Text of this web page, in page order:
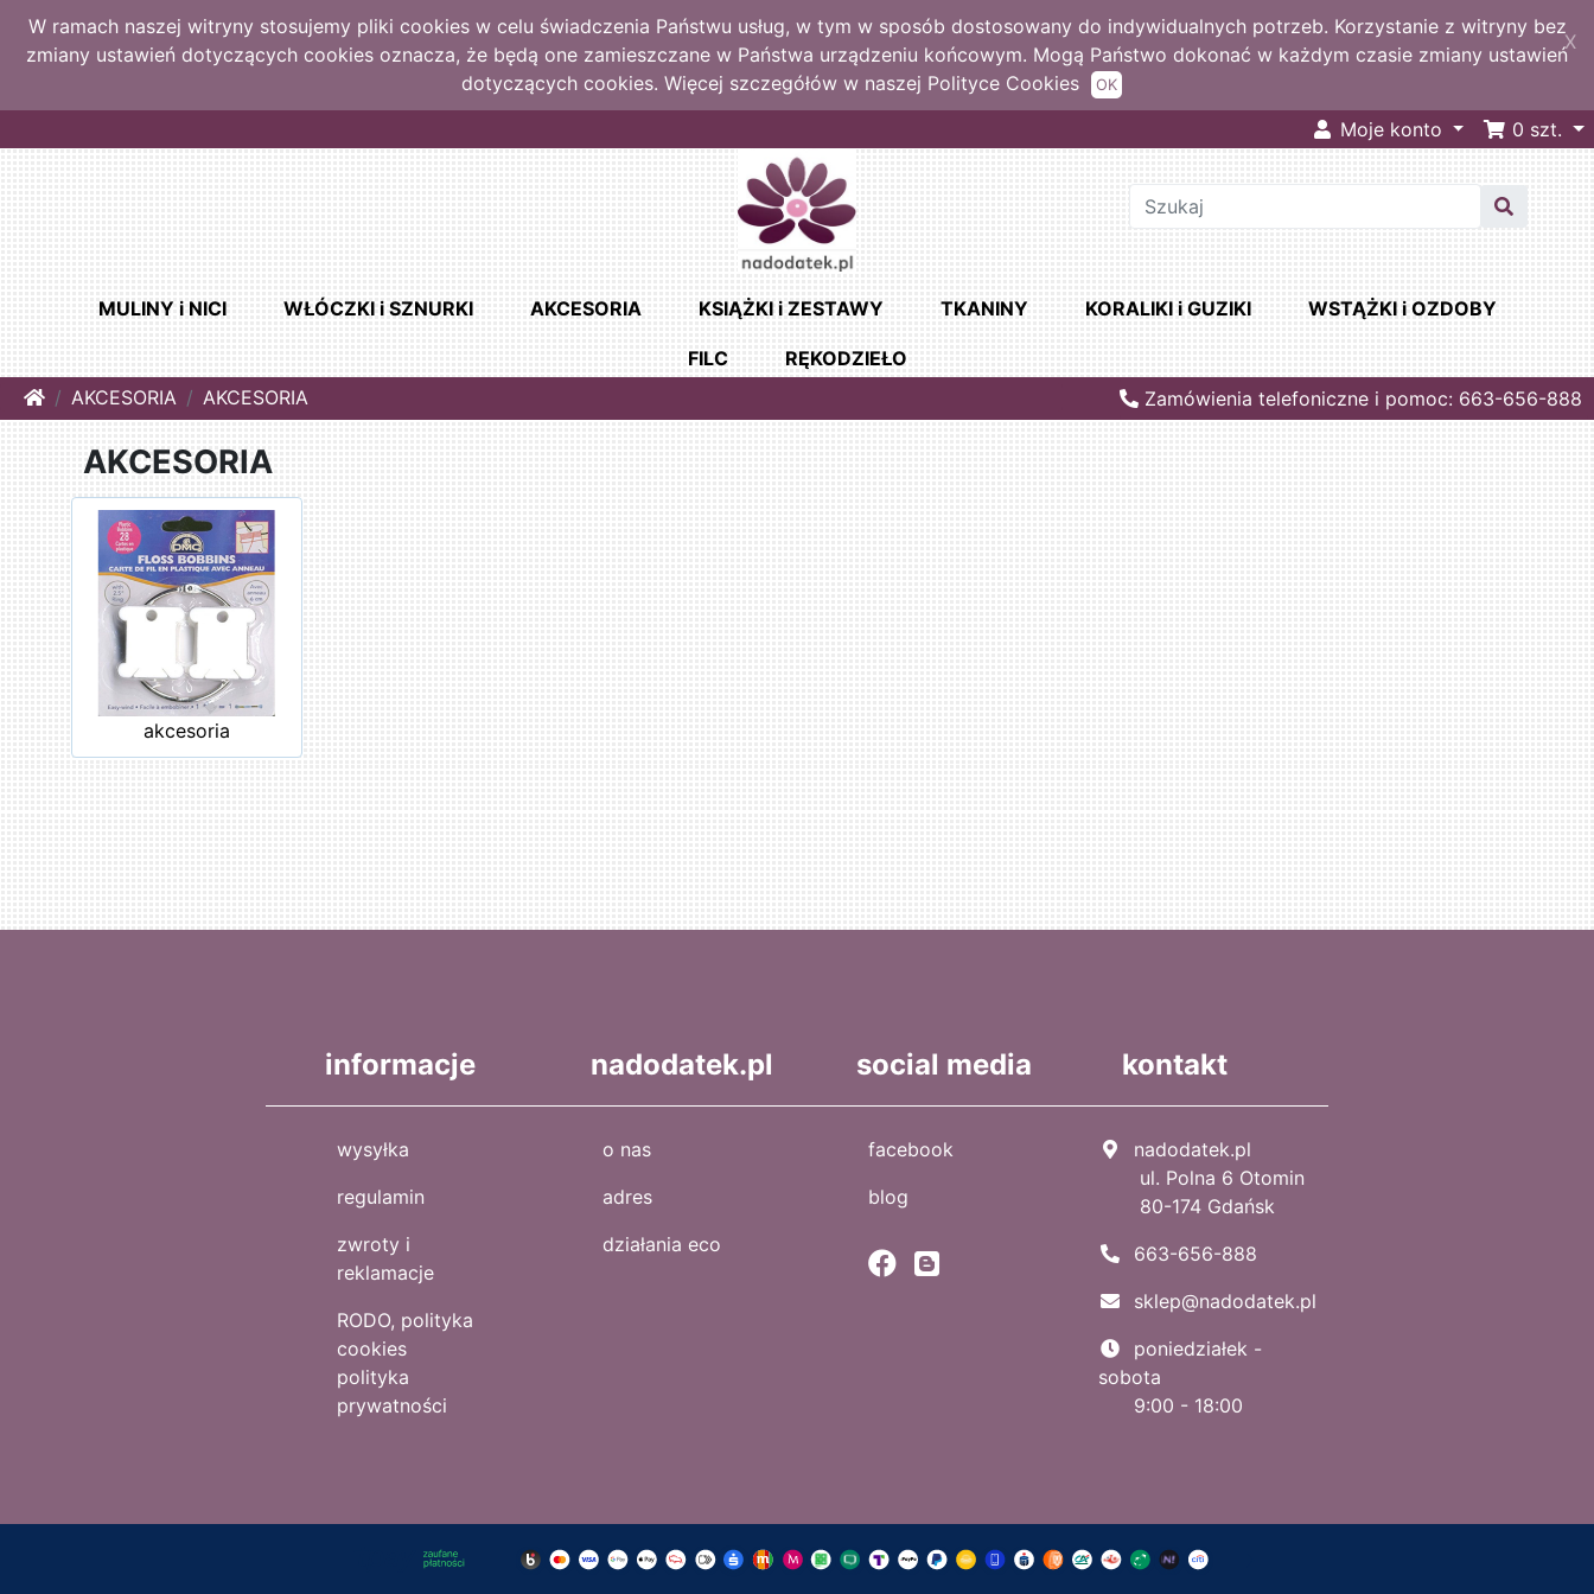
W ramach naszej witryny stosujemy pliki cookies w celu świadczenia Państwu usług, w tym w sposób dostosowany do indywidualnych potrzeb. Korzystanie z witryny bez
zmiany ustawień dotyczących cookies oznacza, że będą one zamieszczane w Państwa urządzeniu końcowym. Mogą Państwo dokonać w każdym czasie zmiany ustawień
dotyczących cookies. Więcej szczegółów w naszej Polityce Cookies
X
OK
Moje konto 0 szt.
MULINY i NICI WŁÓCZKI i SZNURKI AKCESORIA KSIĄŻKI i ZESTAWY TKANINY KORALIKI i GUZIKI WSTĄŻKI i OZDOBY
FILC
RĘKODZIEŁO
HomeAKCESORIA AKCESORIA Zamówienia telefoniczne i pomoc: 663-656-888
AKCESORIA
akcesoria
informacje
wysyłka
regulamin
zwroty i
reklamacje
RODO, polityka
cookies
polityka
prywatności
nadodatek.pl
o nas
adres
działania eco
social media
facebook
blog
kontakt
nadodatek.pl
ul. Polna 6 Otomin
80-174 Gdańsk
663-656-888
sklep@nadodatek.pl
poniedziałek -
sobota
9:00 - 18:00